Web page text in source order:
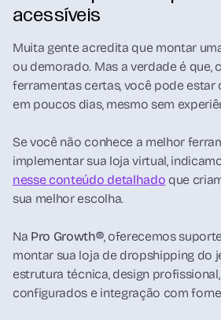
acessíveis
Muita gente acredita que montar
ou demorado. Mas a verdade é que,
ferramentas certas, você pode estar
em poucos dias, mesmo sem
Se você não conhece a melhor
implementar sua loja virtual,
nesse conteúdo detalhado que
sua melhor escolha.
Na Pro Growth®, oferecemos
montar sua loja de dropshipping do
estrutura técnica, design
configurados e integração com